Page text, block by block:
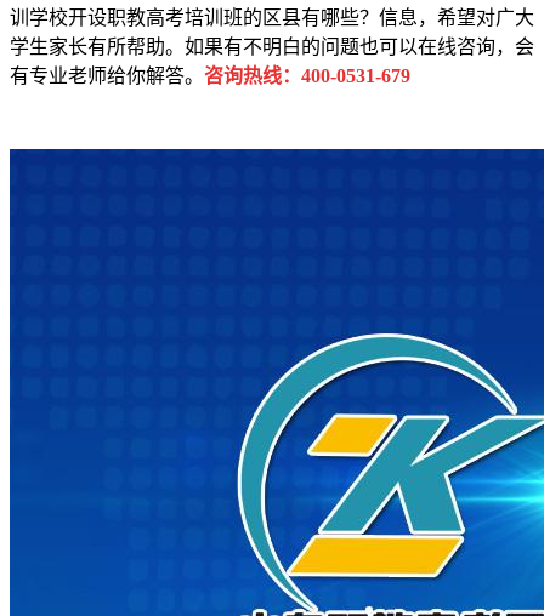
训学校开设职教高考培训班的区县有哪些？信息，希望对广大
学生家长有所帮助。如果有不明白的问题也可以在线咨询，会
有专业老师给你解答。 咨询热线：400-0531-679